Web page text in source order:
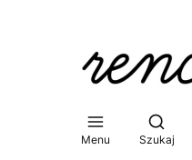
Menu Szukaj